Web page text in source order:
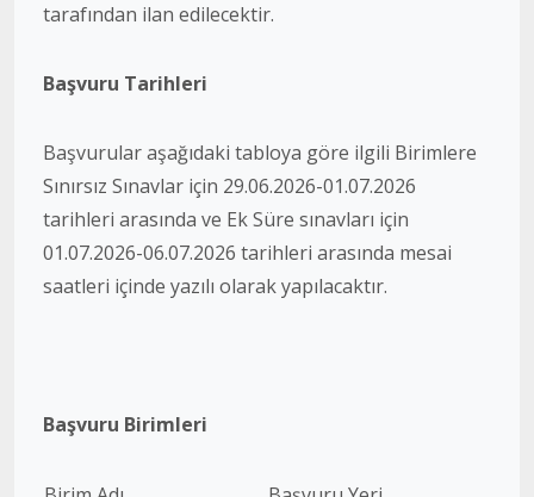
tarafından ilan edilecektir.
Başvuru Tarihleri
Başvurular aşağıdaki tabloya göre ilgili Birimlere
Sınırsız Sınavlar için 29.06.2026-01.07.2026
tarihleri arasında ve Ek Süre sınavları için
01.07.2026-06.07.2026 tarihleri arasında mesai
saatleri içinde yazılı olarak yapılacaktır.
Başvuru Birimleri